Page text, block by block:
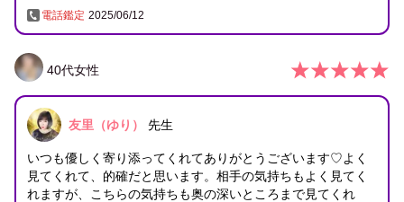
鑑定ありがとうございました。ずっと一人で悩んでいたので
先生に相談できてよかったです。まさかの家庭の事情だとは
思っていなかったです。
私への気持ちが、心が、離れていないことを知れただけでも
嬉しかったです。
波動修正もお願いしてしまって、
申し訳ありませんm(__)m
電話鑑定 2025/06/12
40代女性
友里（ゆり） 先生
いつも優しく寄り添ってくれてありがとうございます♡よく
見てくれて、的確だと思います。相手の気持ちもよく見てく
れますが、こちらの気持ちも奥の深いところまで見てくれ